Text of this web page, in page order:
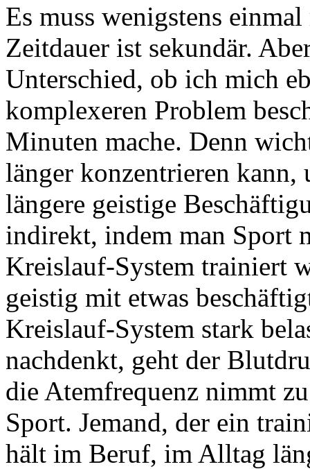
Es muss wenigstens
Zeitdauer ist sekundär.
Unterschied, ob ich mich
komplexeren Problem
Minuten mache. Denn
länger konzentrieren kann,
längere geistige
indirekt, indem man Sport
Kreislauf-System trainiert
geistig mit etwas
Kreislauf-System stark
nachdenkt, geht der
die Atemfrequenz nimmt
Sport. Jemand, der ein
hält im Beruf, im Alltag